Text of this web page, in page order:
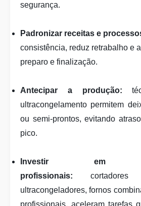
segurança.
Padronizar receitas e
consistência, reduz retrabalho e
preparo e finalização.
Antecipar a produção:
ultracongelamento permitem
ou semi-prontos, evitando
pico.
Investir em
profissionais: cortadores
ultracongeladores, fornos
profissionais, aceleram tarefas